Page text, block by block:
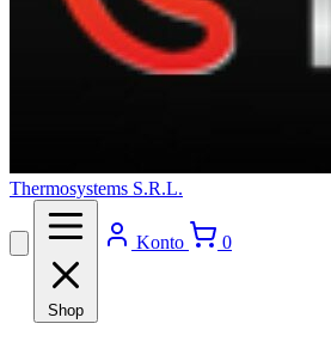
Thermosystems S.R.L.
Shop
Konto 0